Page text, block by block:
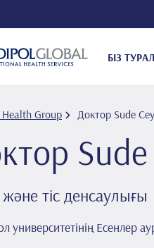
БІЗ
Group Доктор Sude
тіс денсаулығы
университетінің Есенлер